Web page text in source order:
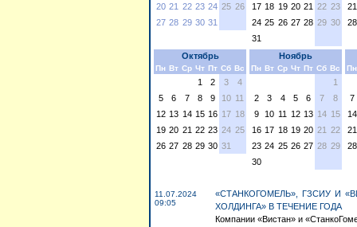
20 21 22 23 24 25 26
27 28 29 30 31
17 18 19 20 21 22 23
24 25 26 27 28 29 30
31
21
28
Октябрь
Пн Вт Ср Чт Пт Сб Вс
1 2 3
4
5
6 7 8 9 10 11
12 13 14 15 16 17 18
19 20 21 22 23 24 25
26 27 28 29 30 31
Ноябрь
Пн Вт Ср Чт Пт Сб Вс
1
2
3 4 5 6 7
8
9
10 11 12 13 14 15
16 17 18 19 20 21 22
23 24 25 26 27 28 29
30
Пн
7
14
21
28
11.07.2024
09:05
«СТАНКОГОМЕЛЬ», ГЗСИУ И
ХОЛДИНГА» В ТЕЧЕНИЕ ГОДА
Компании «Вистан» и